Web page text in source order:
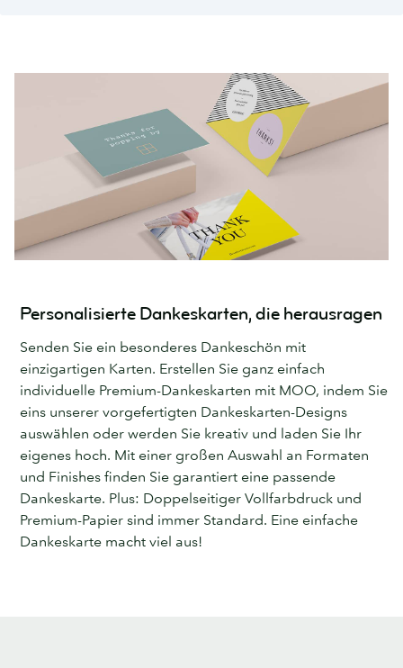
Personalisierte Dankeskarten, die herausragen
Senden Sie ein besonderes Dankeschön mit
einzigartigen Karten. Erstellen Sie ganz einfach
individuelle Premium-Dankeskarten mit MOO, indem Sie
eins unserer vorgefertigten Dankeskarten-Designs
auswählen oder werden Sie kreativ und laden Sie Ihr
eigenes hoch. Mit einer großen Auswahl an Formaten
und Finishes finden Sie garantiert eine passende
Dankeskarte. Plus: Doppelseitiger Vollfarbdruck und
Premium-Papier sind immer Standard. Eine einfache
Dankeskarte macht viel aus!